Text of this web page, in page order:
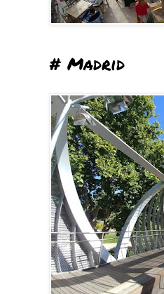
# Madrid